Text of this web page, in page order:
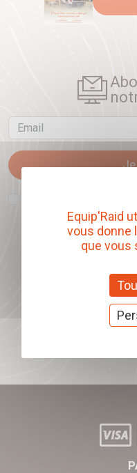
Email
Je
proposés. Ce choix est
mon inscription.
Equip'Raid
vous donne
que vous